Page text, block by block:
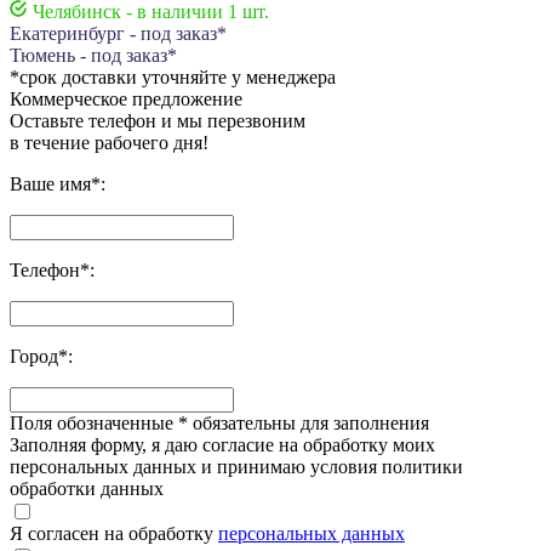
Челябинск - в наличии 1 шт.
Екатеринбург - под заказ*
Тюмень - под заказ*
*срок доставки уточняйте у менеджера
Коммерческое предложение
Оставьте телефон и мы перезвоним
в течение рабочего дня!
Ваше имя*:
Телефон*:
Город*:
Поля обозначенные * обязательны для заполнения
Заполняя форму, я даю согласие на обработку моих
персональных данных и принимаю условия политики
обработки данных
Я согласен на обработку персональных данных